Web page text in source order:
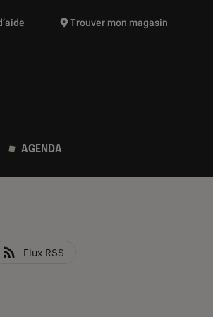
produits vont vous être proposées
Trouver mon magasin
AGENDA
Flux RSS